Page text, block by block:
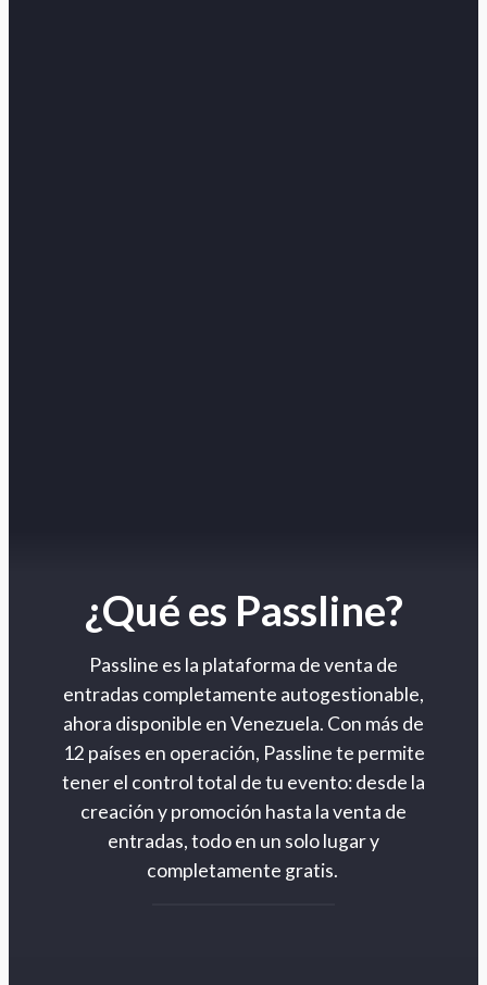
¿Qué es Passline?
Passline es la plataforma de venta de
entradas completamente autogestionable,
ahora disponible en Venezuela. Con más de
12 países en operación, Passline te permite
tener el control total de tu evento: desde la
creación y promoción hasta la venta de
entradas, todo en un solo lugar y
completamente gratis.